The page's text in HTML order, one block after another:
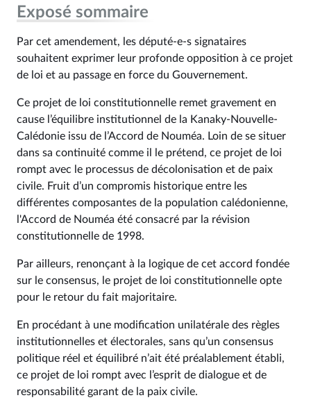
Exposé sommaire
Par cet amendement, les député-e-s signataires
souhaitent exprimer leur profonde opposition à ce projet
de loi et au passage en force du Gouvernement.
Ce projet de loi constitutionnelle remet gravement en
cause l’équilibre institutionnel de la Kanaky-Nouvelle-
Calédonie issu de l’Accord de Nouméa. Loin de se situer
dans sa continuité comme il le prétend, ce projet de loi
rompt avec le processus de décolonisation et de paix
civile. Fruit d’un compromis historique entre les
différentes composantes de la population calédonienne,
l'Accord de Nouméa été consacré par la révision
constitutionnelle de 1998.
Par ailleurs, renonçant à la logique de cet accord fondée
sur le consensus, le projet de loi constitutionnelle opte
pour le retour du fait majoritaire.
En procédant à une modification unilatérale des règles
institutionnelles et électorales, sans qu’un consensus
politique réel et équilibré n’ait été préalablement établi,
ce projet de loi rompt avec l’esprit de dialogue et de
responsabilité garant de la paix civile.